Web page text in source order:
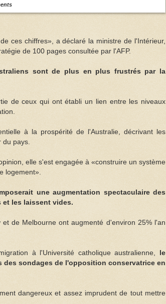
ces chiffres», a déclaré la ministre de l'Intérieur,
de 100 pages consultée par l'AFP.
sont de plus en plus frustrés par la
de ceux qui ont établi un lien entre les niveaux
à la prospérité de l'Australie, décrivant les
pays.
elle s'est engagée à «construire un système
logement».
une augmentation spectaculaire des
et les laissent vides.
de Melbourne ont augmenté d'environ 25% l'an
à l'Université catholique australienne, le
sondages de l'opposition conservatrice en
dangereux et assez imprudent de tout mettre